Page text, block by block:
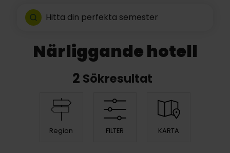
nybörjaren kan testa på golf för första
gången.
Hitta din perfekta semester
Närliggande hotell
2 Sökresultat
Region FILTER KARTA